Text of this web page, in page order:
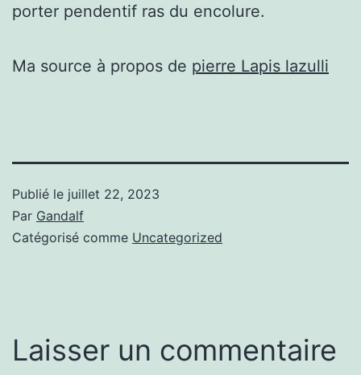
porter pendentif ras du encolure.
Ma source à propos de pierre Lapis lazulli
Publié le juillet 22, 2023
Par Gandalf
Catégorisé comme Uncategorized
Laisser un commentaire